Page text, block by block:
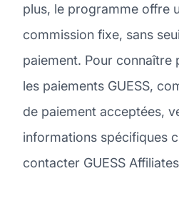
plus, le programme offre
commission fixe, sans
paiement. Pour connaître
les paiements GUESS,
de paiement acceptées,
informations spécifiques
contacter GUESS